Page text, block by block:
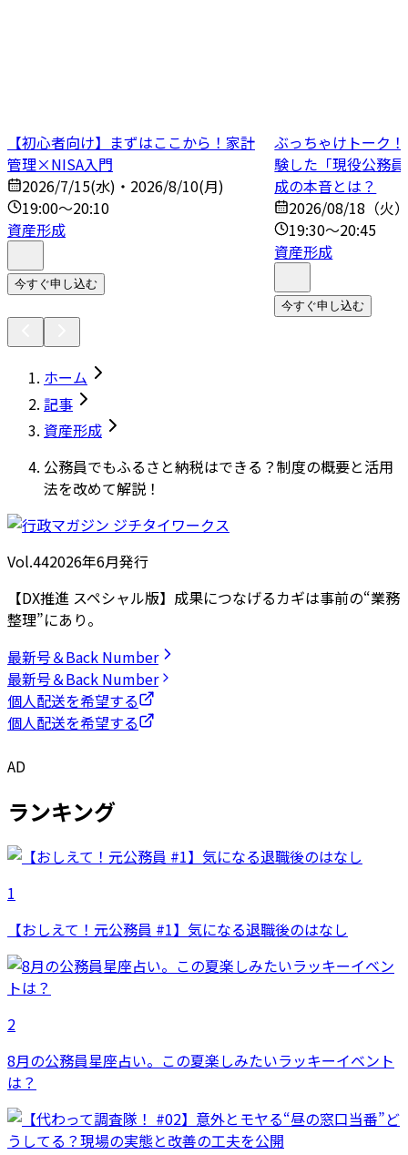
【初心者向け】まずはここから！家計
管理×NISA入門
2026/7/15(水)・2026/8/10(月)
19:00～20:10
資産形成
今すぐ申し込む
ぶっちゃけトーク
験した「現役公務
成の本音とは？
2026/08/18（火
19:30～20:45
資産形成
今すぐ申し込む
ホーム
記事
資産形成
公務員でもふるさと納税はできる？制度の概要と活用
法を改めて解説！
Vol.442026年6月発行
【DX推進 スペシャル版】成果につなげるカギは事前の“業務
整理”にあり。
最新号＆Back Number
最新号＆Back Number
個人配送を希望する
個人配送を希望する
AD
ランキング
1
【おしえて！元公務員 #1】気になる退職後のはなし
2
8月の公務員星座占い。この夏楽しみたいラッキーイベント
は？